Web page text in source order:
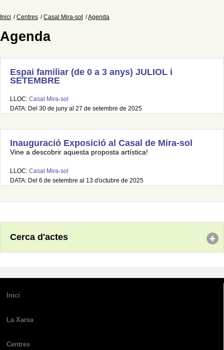
Inici Centres Casal Mira-sol Agenda
Agenda
Espai familiar (de 0 a 3 anys) JULIOL i
SETEMBRE
LLOC: Casal Mira-sol
DATA: Del 30 de juny al 27 de setembre de 2025
Inauguració Exposició al Casal de Mira-sol
Vine a descobrir aquesta proposta artística!
LLOC: Casal Mira-sol
DATA: Del 6 de setembre al 13 d'octubre de 2025
Cerca d'actes
Inici
La Xarxa
Centres